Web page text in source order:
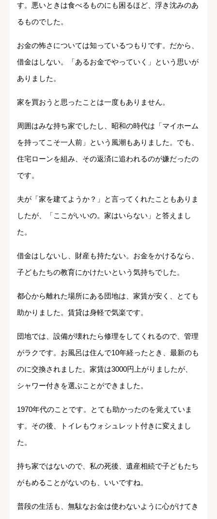
す。悪いときは食べるものにも困るほど、浮き沈みのあ
るものでした。
お金の怖さについては知っているつもりです。だから、
借金はしない。「あるお金でやっていく」という思いが
ありました。
家を買おうと思ったことは一度もありません。
周囲はみな持ち家でしたし、昭和の時代は「マイホーム
を持ってこそ一人前」という風潮もありました。でも、
住宅ローンを組み、その返済に追われるのが嫌だったの
です。
夫が「家を建てようか？」と言ってくれたこともありま
したが、「ここがいいの。家はいらない」と答えまし
た。
借金はしないし、財産も持たない。お金をかけるなら、
子どもたちの教育にかけたいという気持ちでした。
都心から離れた場所にある団地は、家賃が安く、とても
助かりました。賃貸は身軽で気楽です。
団地では、設備が壊れたら修理をしてくれるので、管理
がラクです。お風呂は住んで10年経ったとき、最新のも
のに交換されました。家賃は3000円上がりましたが、
シャワー付きを選ぶことができました。
1970年代のことです。とても助かったのを覚えていま
す。その後、トイレもウォシュレット付きに変えまし
た。
持ち家ではないので、私の死後、遺産相続で子どもたち
がもめることがないのも、いいですね。
普段の生活も、無駄なお金は使わないように心がけてき